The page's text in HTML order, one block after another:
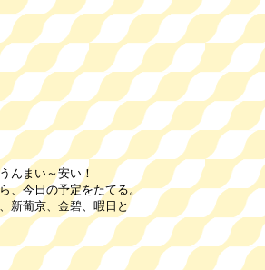
まい～安い！
今日の予定をたてる。
葡京、金碧、暇日と